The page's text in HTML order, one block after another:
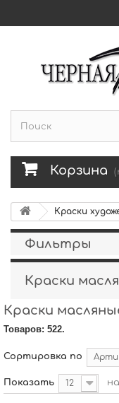
Корзина
Краски
Фильтры
Краски
Краски
Товаров: 522.
Сортировка по
Показать 12